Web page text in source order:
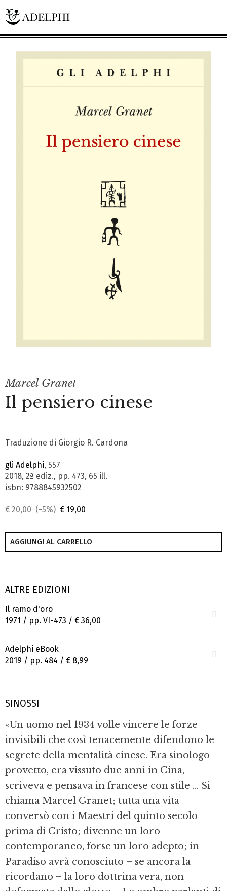
Marcel Granet
Il pensiero cinese
Traduzione di Giorgio R. Cardona
gli Adelphi, 557
2018, 2ª ediz., pp. 473, 65 ill.
isbn: 9788845932502
€ 20,00 (-5%) € 19,00
AGGIUNGI AL CARRELLO
ALTRE EDIZIONI
Il ramo d'oro
1971 / pp. VI-473 / € 36,00
Adelphi eBook
2019 / pp. 484 / € 8,99
SINOSSI
«Un uomo nel 1934 volle vincere le forze
invisibili che così tenacemente difendono le
segrete della mentalità cinese. Era sinologo
provetto, era vissuto due anni in Cina,
scriveva e pensava in francese con stile ... Si
chiama Marcel Granet; tutta una vita
conversò con i Maestri del quinto secolo
prima di Cristo; divenne un loro
contemporaneo, forse un loro adepto; in
Paradiso avrà conosciuto – se ancora la
ricordano – la loro dottrina vera, non